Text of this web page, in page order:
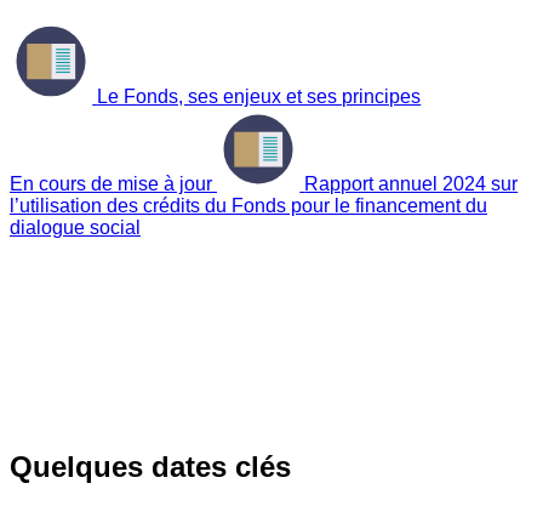
Le Fonds, ses enjeux et ses principes
En cours de mise à jour
Rapport annuel 2024 sur
l’utilisation des crédits du Fonds pour le financement du
dialogue social
Quelques dates clés